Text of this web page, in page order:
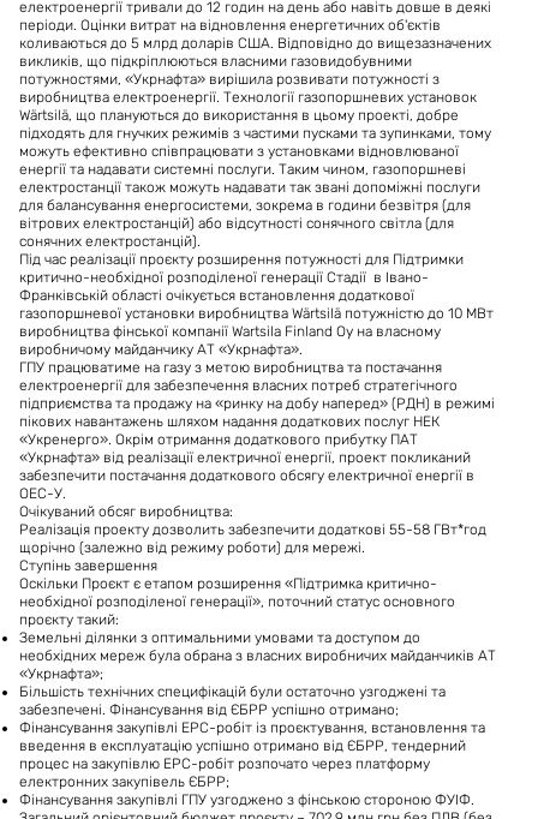
електроенергії тривали до 12 годин на день або навіть довше в деякі
періоди. Оцінки витрат на відновлення енергетичних об'єктів
коливаються до 5 млрд доларів США. Відповідно до вищезазначених
викликів, що підкріплюються власними газовидобувними
потужностями, «Укрнафта» вирішила розвивати потужності з
виробництва електроенергії. Технології газопоршневих установок
Wärtsilä, що плануються до використання в цьому проекті, добре
підходять для гнучких режимів з частими пусками та зупинками, тому
можуть ефективно співпрацювати з установками відновлюваної
енергії та надавати системні послуги. Таким чином, газопоршневі
електростанції також можуть надавати так звані допоміжні послуги
для балансування енергосистеми, зокрема в години безвітря (для
вітрових електростанцій) або відсутності сонячного світла (для
сонячних електростанцій).
Під час реалізації проєкту розширення потужності для Підтримки
критично-необхідної розподіленої генерації Стадії в Івано-
Франківській області очікується встановлення додаткової
газопоршневої установки виробництва Wärtsilä потужністю до 10 МВт
виробництва фінської компанії Wartsila Finland Oy на власному
виробничому майданчику АТ «Укрнафта».
ГПУ працюватиме на газу з метою виробництва та постачання
електроенергії для забезпечення власних потреб стратегічного
підприємства та продажу на «ринку на добу наперед» (РДН) в режимі
пікових навантажень шляхом надання додаткових послуг НЕК
«Укренерго». Окрім отримання додаткового прибутку ПАТ
«Укрнафта» від реалізації електричної енергії, проект покликаний
забезпечити постачання додаткового обсягу електричної енергії в
ОЕС-У.
Очікуваний обсяг виробництва:
Реалізація проекту дозволить забезпечити додаткові 55-58 ГВт*год
щорічно (залежно від режиму роботи) для мережі.
Ступінь завершення
Оскільки Проєкт є етапом розширення «Підтримка критично-
необхідної розподіленої генерації», поточний статус основного
проєкту такий:
Земельні ділянки з оптимальними умовами та доступом до
необхідних мереж була обрана з власних виробничих майданчиків АТ
«Укрнафта»;
Більшість технічних специфікацій були остаточно узгоджені та
забезпечені. Фінансування від ЄБРР успішно отримано;
Фінансування закупівлі ЕРС-робіт із проєктування, встановлення та
введення в експлуатацію успішно отримано від ЄБРР, тендерний
процес на закупівлю ЕРС-робіт розпочато через платформу
електронних закупівель ЄБРР;
Фінансування закупівлі ГПУ узгоджено з фінською стороною ФУІФ.